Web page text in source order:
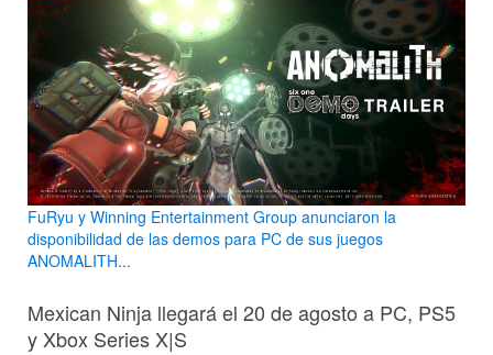
FuRyu y Winning Entertainment Group anunciaron la
disponibilidad de las demos para PC de sus juegos
ANOMALITH...
Mexican Ninja llegará el 20 de agosto a PC, PS5
y Xbox Series X|S